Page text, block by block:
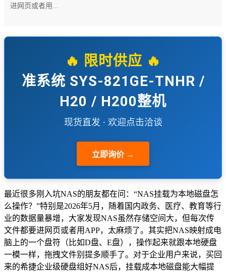
进网页或者用...
🔥 限时供应 🔥
准系统 SYS-821GE-TNHR /
H20 / H200整机
现货直发 · 欢迎点击洽谈
立即询价 →
最近很多刚入坑NAS的朋友都在问：“NAS挂载为本地磁盘怎
么操作？”特别是2026年5月，随着国内政务、医疗、教育等行
业的数据量暴增，大家发现NAS虽然存储空间大，但每次传
文件都要进网页或者用APP，太麻烦了。其实把NAS映射成电
脑上的一个盘符（比如D盘、E盘），操作起来就跟本地硬盘
一模一样，拖拽文件别提多顺手了。对于企业用户来说，买回
来的希捷企业级硬盘组好NAS后，挂载成本地磁盘能大幅提